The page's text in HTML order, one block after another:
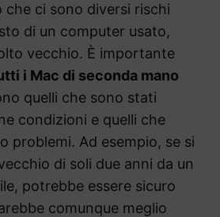
ci sono diversi rischi
di un computer usato,
vecchio. È importante
i Mac di seconda mano
quelli che sono stati
condizioni e quelli che
problemi. Ad esempio, se si
di soli due anni da un
potrebbe essere sicuro
comunque meglio